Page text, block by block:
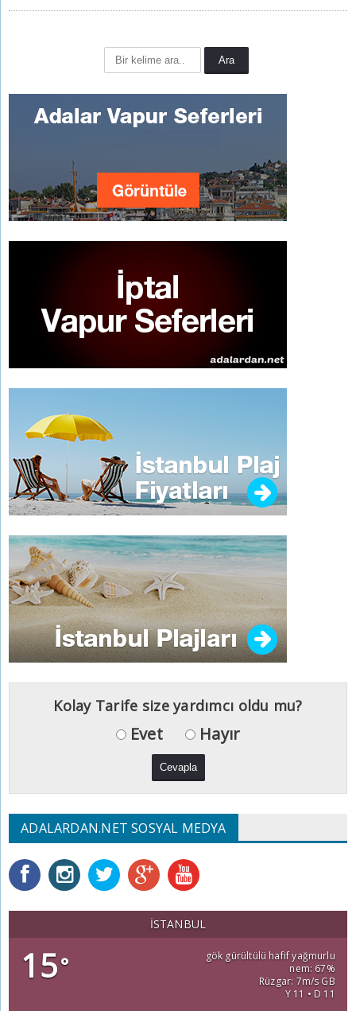
Kolay Tarife size yardımcı oldu mu?
Evet Hayır
ADALARDAN.NET SOSYAL MEDYA
İSTANBUL
15°
gök gürültülü hafif yağmurlu
nem: 67%
Rüzgar: 7m/s GB
Y 11 • D 11